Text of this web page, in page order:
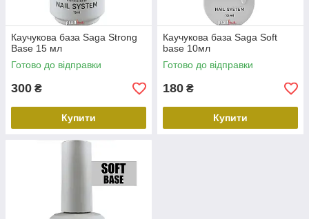
Каучукова база Saga Strong
Base 15 мл
Готово до відправки
300 ₴
Купити
Каучукова база Saga Soft
base 10мл
Готово до відправки
180 ₴
Купити